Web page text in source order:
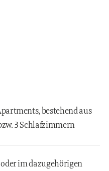
bestehend aus
3 Schlafzimmern
im dazugehörigen